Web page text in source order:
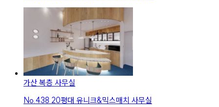
가산 복층 사무실
No. 438 20평대 유니크&믹스매치 사무실